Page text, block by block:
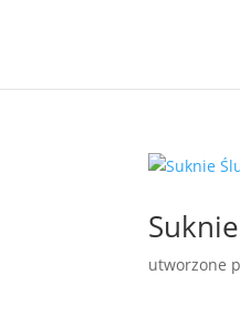
utworzone